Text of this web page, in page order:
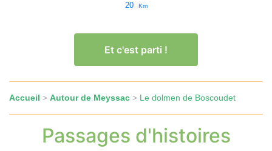
20 Km
Et c'est parti !
Accueil > Autour de Meyssac > Le dolmen de Boscoudet
Passages d'histoires